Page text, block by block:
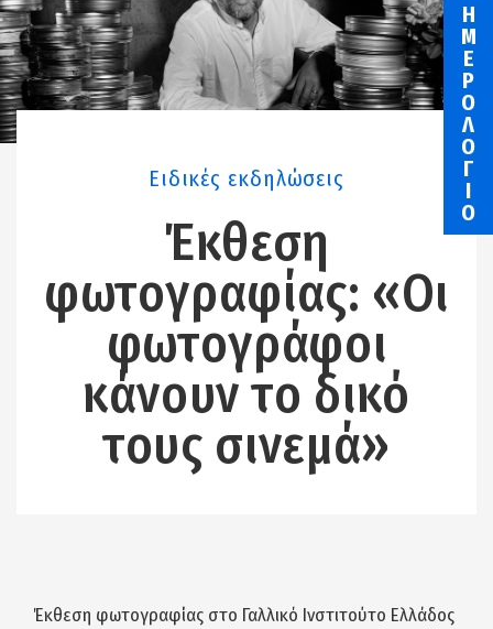
Ειδικές εκδηλώσεις
Έκθεση
φωτογραφίας: «Οι
φωτογράφοι
κάνουν το δικό
τους σινεμά»
Έκθεση φωτογραφίας στο Γαλλικό Ινστιτούτο Ελλάδος
Η
Μ
Ε
Ρ
Ο
Λ
Ο
Γ
Ι
Ο